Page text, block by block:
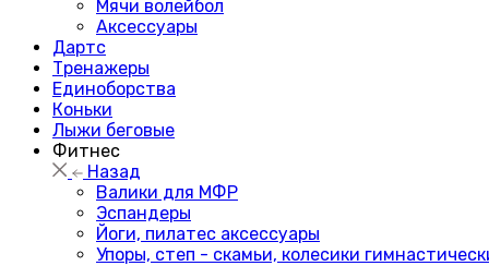
Мячи волейбол
Аксессуары
Дартс
Тренажеры
Единоборства
Коньки
Лыжи беговые
Фитнес
Назад
Валики для МФР
Эспандеры
Йоги, пилатес аксессуары
Упоры, степ - скамьи, колесики